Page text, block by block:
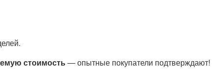
стоимость— опытные покупатели подтверждают!